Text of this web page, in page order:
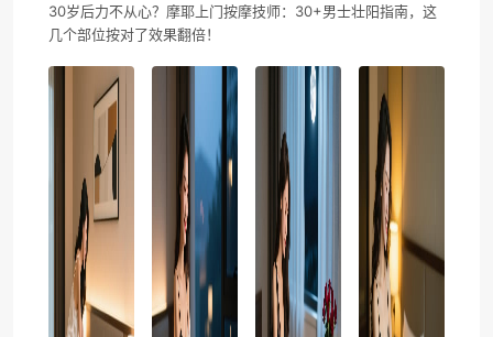
30岁后力不从心？摩耶上门按摩技师：30+男士壮阳指南，这
几个部位按对了效果翻倍！